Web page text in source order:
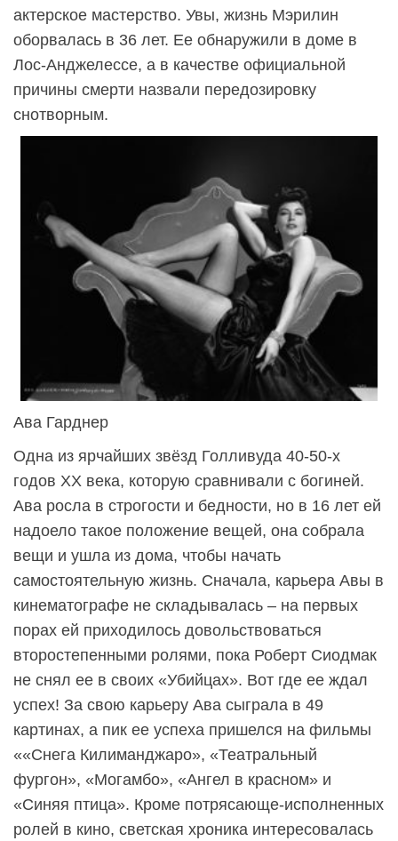
актерское мастерство. Увы, жизнь Мэрилин
оборвалась в 36 лет. Ее обнаружили в доме в
Лос-Анджелессе, а в качестве официальной
причины смерти назвали передозировку
снотворным.
Ава Гарднер
Одна из ярчайших звёзд Голливуда 40-50-х
годов XX века, которую сравнивали с богиней.
Ава росла в строгости и бедности, но в 16 лет ей
надоело такое положение вещей, она собрала
вещи и ушла из дома, чтобы начать
самостоятельную жизнь. Сначала, карьера Авы в
кинематографе не складывалась – на первых
порах ей приходилось довольствоваться
второстепенными ролями, пока Роберт Сиодмак
не снял ее в своих «Убийцах». Вот где ее ждал
успех! За свою карьеру Ава сыграла в 49
картинах, а пик ее успеха пришелся на фильмы
««Снега Килиманджаро», «Театральный
фургон», «Могамбо», «Ангел в красном» и
«Синяя птица». Кроме потрясающе-исполненных
ролей в кино, светская хроника интересовалась